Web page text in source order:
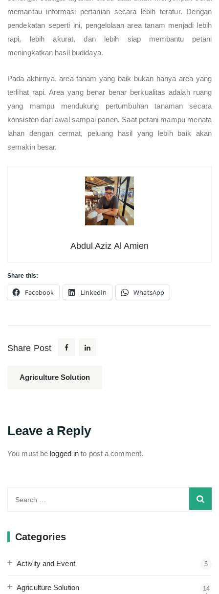
memantau informasi pertanian secara lebih teratur. Dengan
pendekatan seperti ini, pengelolaan area tanam menjadi lebih
rapi, lebih akurat, dan lebih siap membantu petani
meningkatkan hasil budidaya.
Pada akhirnya, area tanam yang baik bukan hanya area yang
terlihat rapi. Area yang benar benar berkualitas adalah ruang
yang mampu mendukung pertumbuhan tanaman secara
konsisten dari awal sampai panen. Saat petani mampu menata
lahan dengan cermat, peluang hasil yang lebih baik akan
semakin besar.
Abdul Aziz Al Amien
Share this:
Facebook LinkedIn WhatsApp
Share Post
Agriculture Solution
Leave a Reply
You must be logged in to post a comment.
Categories
Activity and Event 5
Agriculture Solution
14